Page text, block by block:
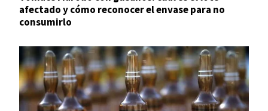
afectado y cómo reconocer el envase para no
consumirlo